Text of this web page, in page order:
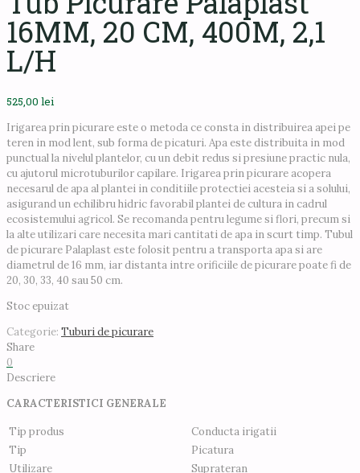
16MM, 20 CM, 400M, 2,1
L/H
525,00 lei
Irigarea prin picurare este o metoda ce consta in distribuirea apei pe
teren in mod lent, sub forma de picaturi. Apa este distribuita in mod
punctual la nivelul plantelor, cu un debit redus si presiune practic nula,
cu ajutorul microtuburilor capilare. Irigarea prin picurare acopera
necesarul de apa al plantei in conditiile protectiei acesteia si a solului,
asigurand un echilibru hidric favorabil plantei de cultura in cadrul
ecosistemului agricol. Se recomanda pentru legume si flori, precum si
la alte utilizari care necesita mari cantitati de apa in scurt timp. Tubul
de picurare Palaplast este folosit pentru a transporta apa si are
diametrul de 16 mm, iar distanta intre orificiile de picurare poate fi de
20, 30, 33, 40 sau 50 cm.
Stoc epuizat
Categorie: Tuburi de picurare
Share
0
Descriere
CARACTERISTICI GENERALE
Tip produs
Conducta irigatii
Tip
Picatura
Utilizare
Suprateran